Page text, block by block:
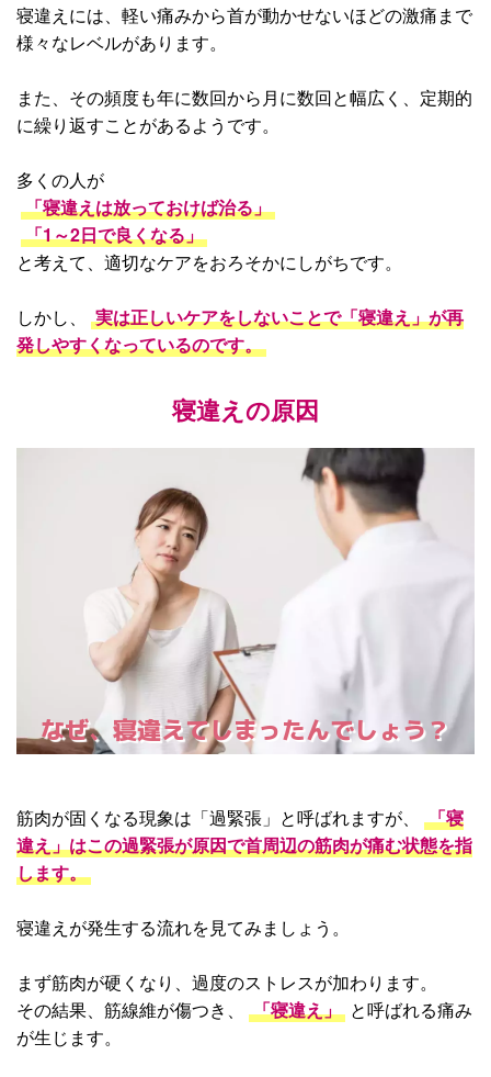
寝違えには、軽い痛みから首が動かせないほどの激痛まで
様々なレベルがあります。
また、その頻度も年に数回から月に数回と幅広く、定期的
に繰り返すことがあるようです。
多くの人が
「寝違えは放っておけば治る」
「1～2日で良くなる」
と考えて、適切なケアをおろそかにしがちです。
しかし、
実は正しいケアをしないことで「寝違え」が再
発しやすくなっているのです。
寝違えの原因
なぜ、寝違えてしまったんでしょう？
筋肉が固くなる現象は「過緊張」と呼ばれますが、
「寝
違え」はこの過緊張が原因で首周辺の筋肉が痛む状態を指
します。
寝違えが発生する流れを見てみましょう。
まず筋肉が硬くなり、過度のストレスが加わります。
その結果、筋線維が傷つき、
「寝違え」 と呼ばれる痛み
が生じます。